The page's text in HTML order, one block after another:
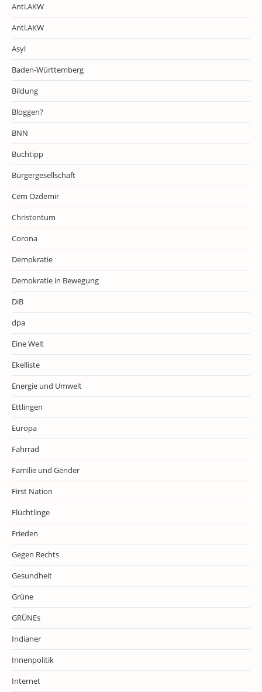
Anti.AKW
Anti.AKW
Asyl
Baden-Württemberg
Bildung
Bloggen?
BNN
Buchtipp
Bürgergesellschaft
Cem Özdemir
Christentum
Corona
Demokratie
Demokratie in Bewegung
DiB
dpa
Eine Welt
Ekelliste
Energie und Umwelt
Ettlingen
Europa
Fahrrad
Familie und Gender
First Nation
Flüchtlinge
Frieden
Gegen Rechts
Gesundheit
Grüne
GRÜNEs
Indianer
Innenpolitik
Internet